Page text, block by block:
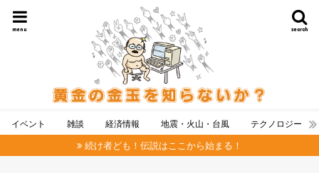
search
menu
イベント 雑談 経済情報 地震・火山・台風 テクノロジー
続け者ども！伝説はここから始まる！